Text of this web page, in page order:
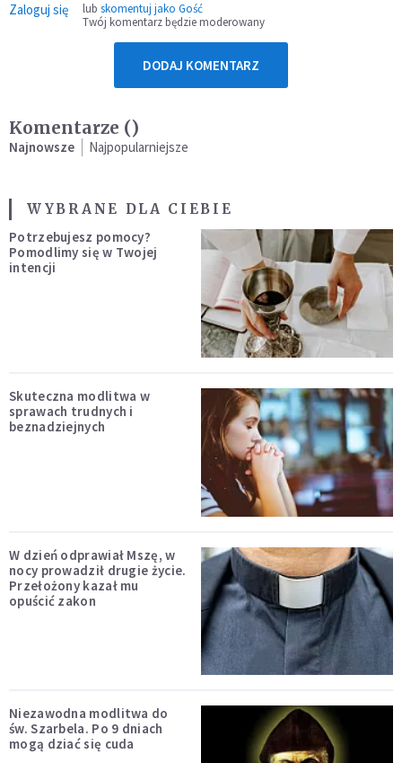
Zaloguj się lub skomentuj jako Gość
Twój komentarz będzie moderowany
DODAJ KOMENTARZ
Komentarze ()
Najnowsze Najpopularniejsze
WYBRANE DLA CIEBIE
Potrzebujesz pomocy?
Pomodlimy się w Twojej
intencji
Skuteczna modlitwa w
sprawach trudnych i
beznadziejnych
W dzień odprawiał Mszę, w
nocy prowadził drugie życie.
Przełożony kazał mu
opuścić zakon
Niezawodna modlitwa do
św. Szarbela. Po 9 dniach
mogą dziać się cuda